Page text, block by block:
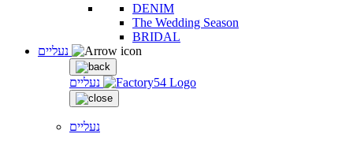
DENIM
The Wedding Season
BRIDAL
נעליים
נעליים